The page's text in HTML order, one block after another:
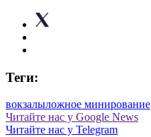
Теги:
вокзалыложное минирование
Читайте нас у Google News
Читайте нас у Telegram